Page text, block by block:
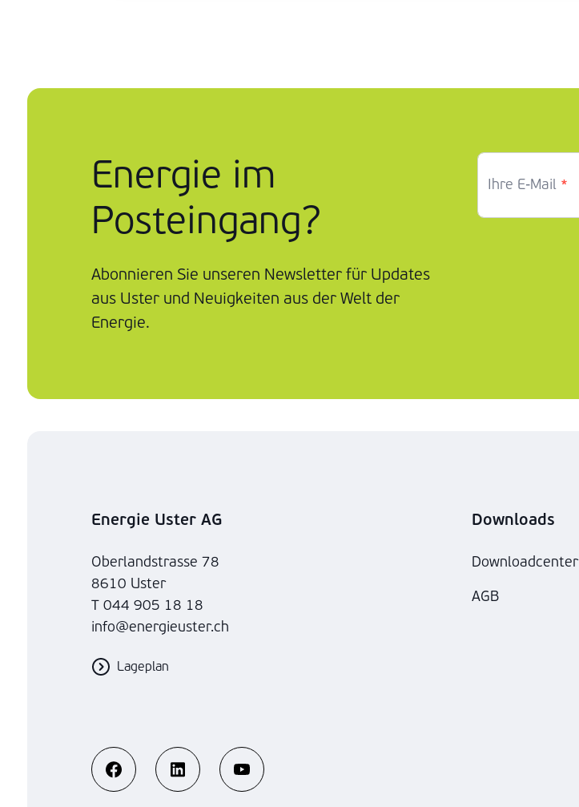
Energie im
Posteingang?
Abonnieren Sie unseren Newsletter für Updates
aus Uster und Neuigkeiten aus der Welt der
Energie.
Ihre E-Mail *
Energie Uster AG
Oberlandstrasse 78
8610 Uster
T 044 905 18 18
info@energieuster.ch
Lageplan
Downloads
Downloadcenter
AGB